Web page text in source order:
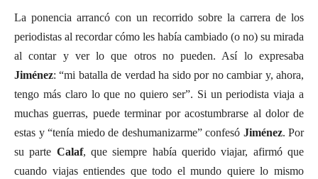
La ponencia arrancó con un recorrido sobre la carrera de los
periodistas al recordar cómo les había cambiado (o no) su mirada
al contar y ver lo que otros no pueden. Así lo expresaba
Jiménez: “mi batalla de verdad ha sido por no cambiar y, ahora,
tengo más claro lo que no quiero ser”. Si un periodista viaja a
muchas guerras, puede terminar por acostumbrarse al dolor de
estas y “tenía miedo de deshumanizarme” confesó Jiménez. Por
su parte Calaf, que siempre había querido viajar, afirmó que
cuando viajas entiendes que todo el mundo quiere lo mismo